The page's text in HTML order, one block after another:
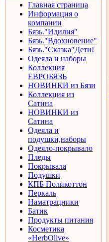
Главная страница
Информация о
компании
Бязь."Идилия"
Бязь."Вдохновение"
Бязь."Сказка"Дети!
Одеяла и наборы
Коллекция
ЕВРОБЯЗЬ
НОВИНКИ из Бязи
Коллекция из
Сатина
НОВИНКИ из
Сатина
Одеяла и
подушки,наборы
Одеяло-покрывало
Пледы
Покрывала
Подушки
КПБ Поликоттон
Перкаль
Наматрацники
Батик
Продукты питания
Косметика
«HerbOlive»